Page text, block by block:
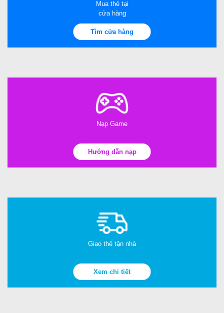
Mua thẻ tại
cửa hàng
Tìm cửa hàng
Nạp Game
Hướng dẫn nạp
Giao thẻ tận nhà
Xem chi tiết